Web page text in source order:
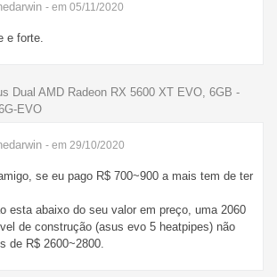
- em 05/11/2020
e forte.
Dual AMD Radeon RX 5600 XT EVO, 6GB -
EVO
- em 29/10/2020
se eu pago R$ 700~900 a mais tem de ter
esta abaixo do seu valor em preço, uma 2060
de construção (asus evo 5 heatpipes) não
de R$ 2600~2800.